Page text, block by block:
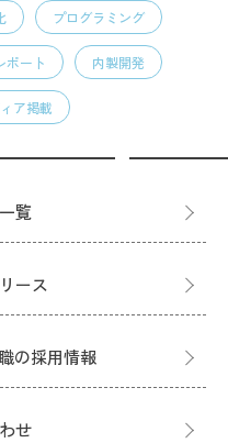
プログラミング
ポート 内製開発
ア掲載
覧
ース
の採用情報
せ